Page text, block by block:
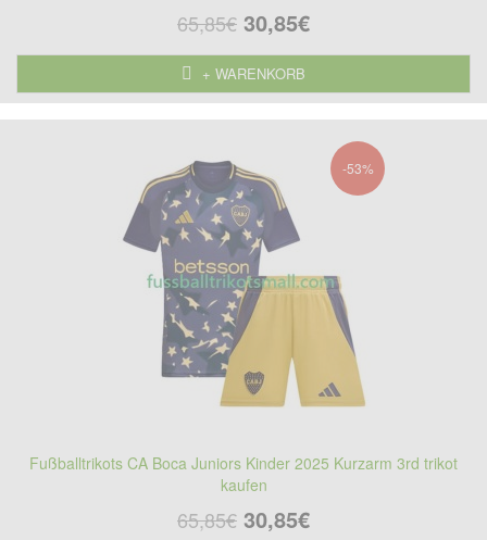
65,85€ 30,85€
+ WARENKORB
-53%
Fußballtrikots CA Boca Juniors Kinder 2025 Kurzarm 3rd trikot
kaufen
65,85€ 30,85€